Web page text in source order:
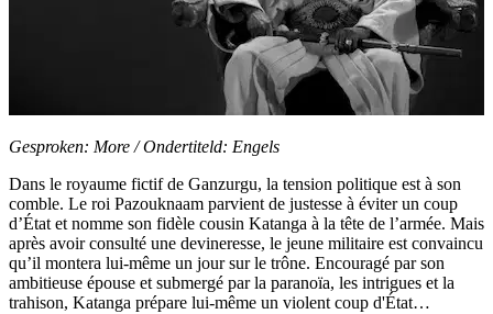
Gesproken: More / Ondertiteld: Engels
Dans le royaume fictif de Ganzurgu, la tension politique est à son
comble. Le roi Pazouknaam parvient de justesse à éviter un coup
d’État et nomme son fidèle cousin Katanga à la tête de l’armée. Mais
après avoir consulté une devineresse, le jeune militaire est convaincu
qu’il montera lui-même un jour sur le trône. Encouragé par son
ambitieuse épouse et submergé par la paranoïa, les intrigues et la
trahison, Katanga prépare lui-même un violent coup d'État…